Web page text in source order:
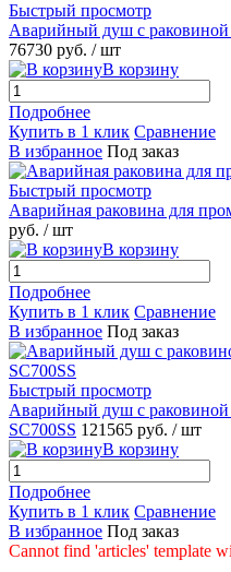
Быстрый просмотр
Аварийный душ с раковиной
76730 руб. / шт
В корзину
Подробнее
Купить в 1 клик Сравнение
В избранное Под заказ
Быстрый просмотр
Аварийная раковина для
руб. / шт
В корзину
Подробнее
Купить в 1 клик Сравнение
В избранное Под заказ
Быстрый просмотр
Аварийный душ с
SC700SS 121565 руб. / шт
В корзину
Подробнее
Купить в 1 клик Сравнение
В избранное Под заказ
Cannot find 'articles' template